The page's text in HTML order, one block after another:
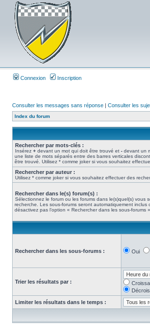
Connexion Inscription
Consulter les messages sans réponse | Consulter les
Index du forum
Rechercher par mots-clés :
Insérez + devant un mot qui doit être trouvé et - devant un
une liste de mots séparés entre des barres verticales
être trouvé. Utilisez * comme joker si vous souhaitez
Rechercher par auteur :
Utilisez * comme joker si vous souhaitez effectuer des
Rechercher dans le(s) forum(s) :
Sélectionnez le forum ou les forums dans le(s)quel(s) vous
recherche. Les sous-forums seront automatiquement inclus
désactivez pas l’option « Rechercher dans les sous-forums
Rechercher dans les sous-forums : Oui
Trier les résultats par :
Limiter les résultats dans le temps :